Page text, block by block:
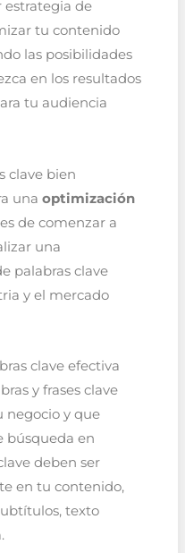
de
tu contenido
las posibilidades
en los resultados
tu audiencia
clave bien
una optimización
de comenzar a
una
palabras clave
y el mercado
clave efectiva
y frases clave
negocio y que
búsqueda en
deben ser
en tu contenido,
texto